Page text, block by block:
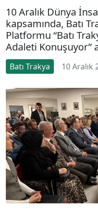
10 Aralık Dünya
kapsamında, Batı
Platformu “Batı
Adaleti Konuşuyor”
Batı Trakya 10 Aralık